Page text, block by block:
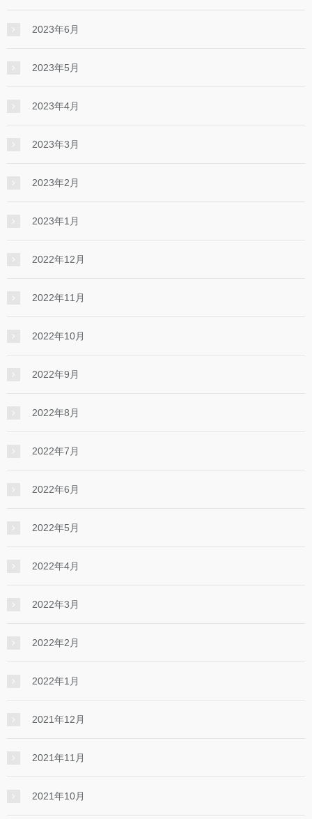
2023年6月
2023年5月
2023年4月
2023年3月
2023年2月
2023年1月
2022年12月
2022年11月
2022年10月
2022年9月
2022年8月
2022年7月
2022年6月
2022年5月
2022年4月
2022年3月
2022年2月
2022年1月
2021年12月
2021年11月
2021年10月